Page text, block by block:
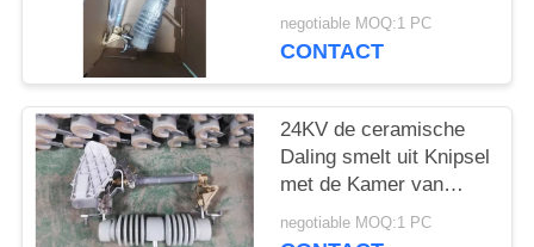
Zekeringsvlek 540
Creepage
negotiable MOQ:1 PC
CONTACT
24KV de ceramische
Daling smelt uit Knipsel
met de Kamer van
Boogextingquishing
negotiable MOQ:1 PC